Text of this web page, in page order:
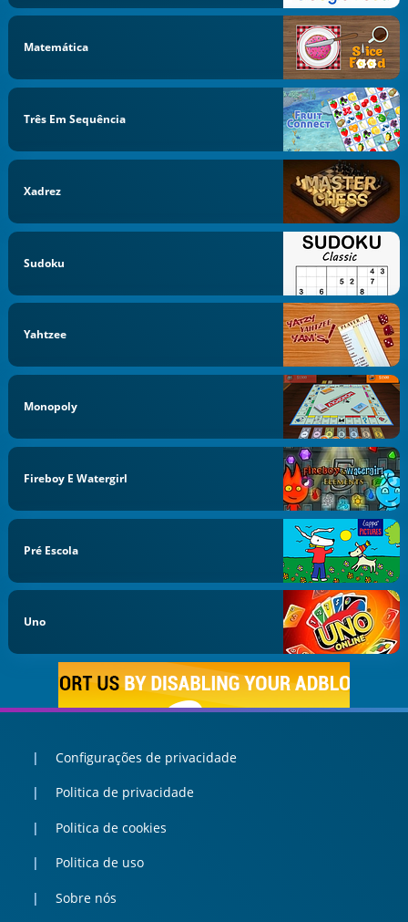
Matemática
Três Em Sequência
Xadrez
Sudoku
Yahtzee
Monopoly
Fireboy E Watergirl
Pré Escola
Uno
Configurações de privacidade
Politica de privacidade
Politica de cookies
Politica de uso
Sobre nós